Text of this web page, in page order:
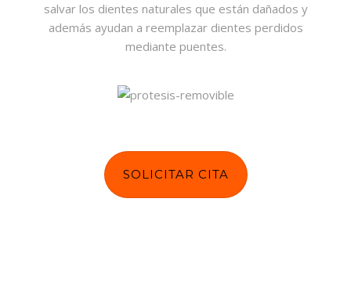
salvar los dientes naturales que están dañados y
además ayudan a reemplazar dientes perdidos
mediante puentes.
SOLICITAR CITA